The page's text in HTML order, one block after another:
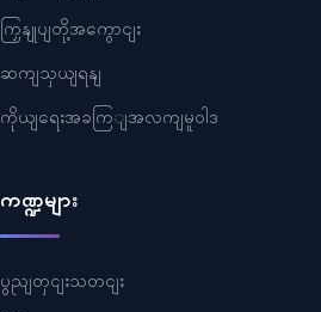
ကြှနျုပျတို့အကွောငျး
ဆကျသှယျရနျ
ကိုယျရေးအခကြျအလကျမူဝါဒ
ကဏ္ဍများ
ပွညျတှငျးသတငျး